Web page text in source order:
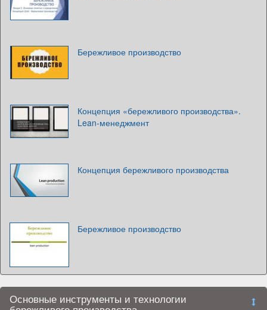
Бережливое производство
Концепция «бережливого производства».
Lean-менеджмент
Концепция бережливого производства
Бережливое производство
Основные инструменты и технологии